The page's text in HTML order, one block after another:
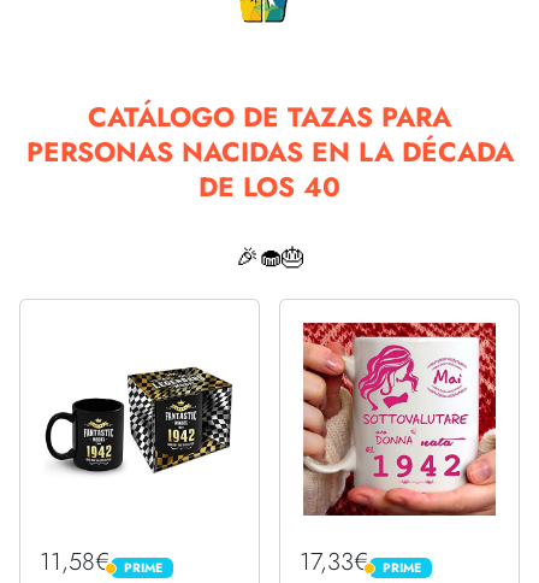
CATÁLOGO DE TAZAS PARA
PERSONAS NACIDAS EN LA DÉCADA
DE LOS 40
🎉🧁🎂
11,58€ PRIME
PRIME 17,33€ PRIME
PRIME